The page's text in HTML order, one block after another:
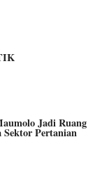
Jadi Ruang
Pertanian